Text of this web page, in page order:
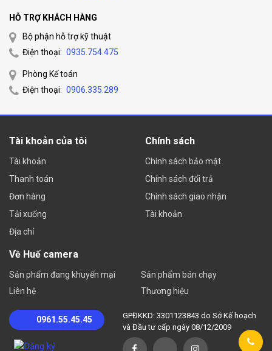
HỖ TRỢ KHÁCH HÀNG
Bộ phận hỗ trợ kỹ thuật
Điện thoại: 0935.754.475
Phòng Kế toán
Điện thoại: 0906.335.289
Tài khoản của tôi
Tài khoản
Thanh toán
Đơn hàng
Tải xuống
Địa chỉ
Chính sách
Chính sách bảo mật
Chính sách đổi trả
Chính sách giao nhận
Tài khoản
Về Huế camera
Sản phẩm đang khuyến mại
Liên hệ
Sản phẩm bán chạy
Thương hiệu
0961.55.45.45
GPĐKKD: 3301123843 do Sở Kế hoạch
và Đầu tư cấp ngày 08/12/2009